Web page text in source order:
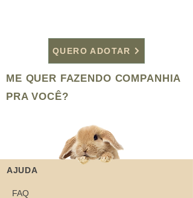
QUERO ADOTAR
ME QUER FAZENDO COMPANHIA
PRA VOCÊ?
AJUDA
FAQ